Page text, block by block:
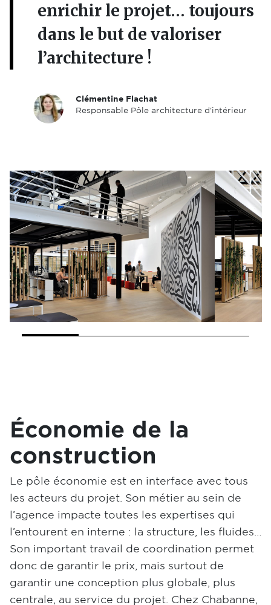
enrichir le projet… toujours
dans le but de valoriser
l’architecture !
Clémentine Flachat
Responsable Pôle architecture d'intérieur
Économie de la
construction
Le pôle économie est en interface avec tous
les acteurs du projet. Son métier au sein de
l’agence impacte toutes les expertises qui
l’entourent en interne : la structure, les fluides…
Son important travail de coordination permet
donc de garantir le prix, mais surtout de
garantir une conception plus globale, plus
centrale, au service du projet. Chez Chabanne,